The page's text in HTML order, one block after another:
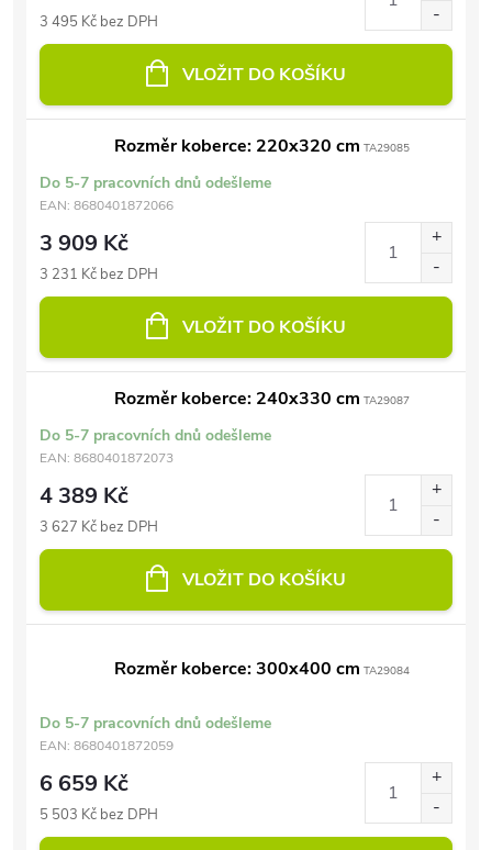
3 495 Kč bez DPH
VLOŽIT DO KOŠÍKU
Rozměr koberce: 220x320 cm TA29085
Do 5-7 pracovních dnů odešleme
EAN: 8680401872066
3 909 Kč
3 231 Kč bez DPH
VLOŽIT DO KOŠÍKU
Rozměr koberce: 240x330 cm TA29087
Do 5-7 pracovních dnů odešleme
EAN: 8680401872073
4 389 Kč
3 627 Kč bez DPH
VLOŽIT DO KOŠÍKU
Rozměr koberce: 300x400 cm TA29084
Do 5-7 pracovních dnů odešleme
EAN: 8680401872059
6 659 Kč
5 503 Kč bez DPH